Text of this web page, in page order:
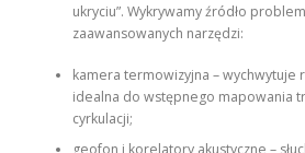
ukryciu”. Wykrywamy źródło
zaawansowanych narzędzi:
kamera termowizyjna – wychwytuje
idealna do wstępnego mapowania
cyrkulacji;